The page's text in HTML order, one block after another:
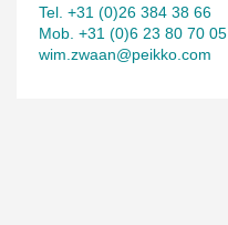
Tel. +31 (0)26 384 38 66
Mob. +31 (0)6 23 80 70 05
wim.zwaan@peikko.com